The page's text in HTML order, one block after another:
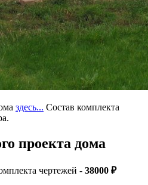
здесь... Состав комплекта
проекта дома
чертежей - 38000 ₽